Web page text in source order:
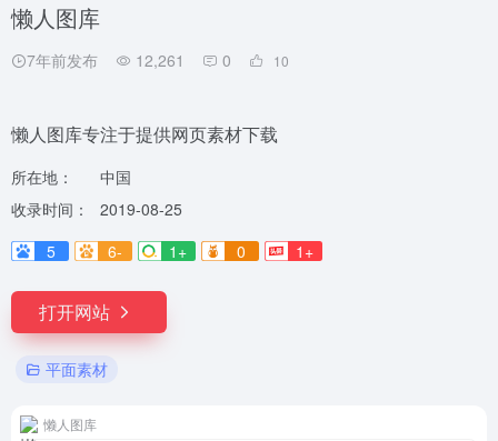
懒人图库
7年前发布 12,261 0 10
懒人图库专注于提供网页素材下载
所在地：
中国
收录时间：
2019-08-25
5
6- 1+ 0 1+
打开网站
平面素材
懒人图库